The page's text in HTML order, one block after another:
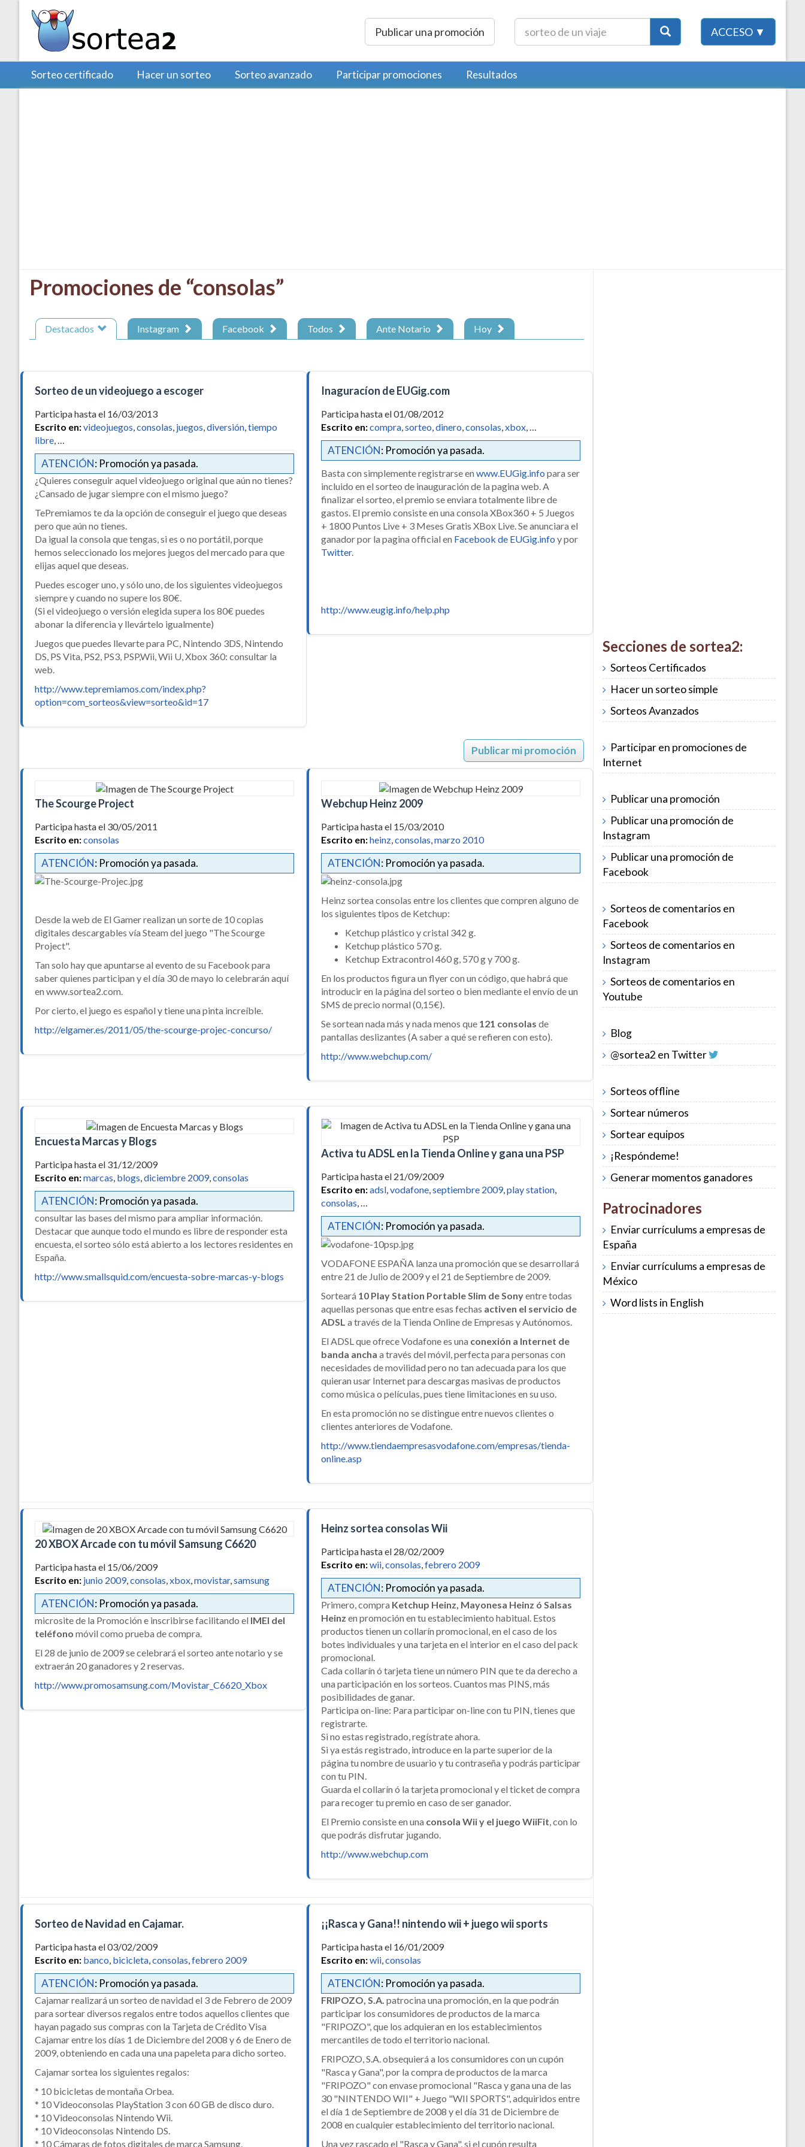
Publicar una promoción ACCESO ▼
Sorteo certificado Hacer un sorteo Sorteo avanzado Participar promociones Resultados
Promociones de “consolas”
Destacados Instagram Facebook Todos Ante Notario Hoy
Sorteo de un videojuego a escoger
Participa hasta el 16/03/2013
Escrito en:videojuegos,consolas, juegos,diversión,tiempo
libre, …
ATENCIÓN: Promoción ya pasada.
¿Quieres conseguir aquel videojuego original que aún no tienes?
¿Cansado de jugar siempre con el mismo juego?
TePremiamos te da la opción de conseguir el juego que deseas
pero que aún no tienes.
Da igual la consola que tengas, si es o no portátil, porque
hemos seleccionado los mejores juegos del mercado para que
elijas aquel que deseas.
Puedes escoger uno, y sólo uno, de los siguientes videojuegos
siempre y cuando no supere los 80€.
(Si el videojuego o versión elegida supera los 80€ puedes
abonar la diferencia y llevártelo igualmente)
Juegos que puedes llevarte para PC, Nintendo 3DS, Nintendo
DS, PS Vita, PS2, PS3, PSP,Wii, Wii U, Xbox 360: consultar la
web.
http://www.tepremiamos.com/index.php?
option=com_sorteos&view=sorteo&id=17
Inaguracíon de EUGig.com
Participa hasta el 01/08/2012
Escrito en:compra,sorteo,dinero,consolas,xbox, …
ATENCIÓN: Promoción ya pasada.
Basta con simplemente registrarse en www.EUGig.info para ser
incluido en el sorteo de inauguración de la pagina web. A
finalizar el sorteo, el premio se enviara totalmente libre de
gastos. El premio consiste en una consola XBox360 + 5 Juegos
+ 1800 Puntos Live + 3 Meses Gratis XBox Live. Se anunciara el
ganador por la pagina official en Facebook de EUGig.info y por
Twitter.
http://www.eugig.info/help.php
Publicar mi promoción
The Scourge Project
Participa hasta el 30/05/2011
Escrito en:consolas
ATENCIÓN: Promoción ya pasada.
Desde la web de El Gamer realizan un sorte de 10 copias
digitales descargables vía Steam del juego "The Scourge
Project".
Tan solo hay que apuntarse al evento de su Facebook para
saber quienes participan y el día 30 de mayo lo celebrarán aquí
en www.sortea2.com.
Por cierto, el juego es español y tiene una pinta increíble.
http://elgamer.es/2011/05/the-scourge-projec-concurso/
Webchup Heinz 2009
Participa hasta el 15/03/2010
Escrito en:heinz,consolas,marzo 2010
ATENCIÓN: Promoción ya pasada.
Heinz sortea consolas entre los clientes que compren alguno de
los siguientes tipos de Ketchup:
Ketchup plástico y cristal 342 g.
Ketchup plástico 570 g.
Ketchup Extracontrol 460 g, 570 g y 700 g.
En los productos figura un flyer con un código, que habrá que
introducir en la página del sorteo o bien mediante el envío de un
SMS de precio normal (0,15€).
Se sortean nada más y nada menos que 121 consolas de
pantallas deslizantes (A saber a qué se refieren con esto).
http://www.webchup.com/
Encuesta Marcas y Blogs
Participa hasta el 31/12/2009
Escrito en:marcas, blogs,diciembre 2009,consolas
ATENCIÓN: Promoción ya pasada.
consultar las bases del mismo para ampliar información.
Destacar que aunque todo el mundo es libre de responder esta
encuesta, el sorteo sólo está abierto a los lectores residentes en
España.
http://www.smallsquid.com/encuesta-sobre-marcas-y-blogs
Activa tu ADSL en la Tienda Online y gana una PSP
Participa hasta el 21/09/2009
Escrito en:adsl,vodafone,septiembre 2009,play station,
consolas, …
ATENCIÓN: Promoción ya pasada.
VODAFONE ESPAÑA lanza una promoción que se desarrollará
entre 21 de Julio de 2009 y el 21 de Septiembre de 2009.
Sorteará 10 Play Station Portable Slim de Sonyentre todas
aquellas personas que entre esas fechas activen el servicio de
ADSL a través de la Tienda Online de Empresas y Autónomos.
El ADSL que ofrece Vodafone es una conexión a Internet de
banda ancha a través del móvil, perfecta para personas con
necesidades de movilidad pero no tan adecuada para los que
quieran usar Internet para descargas masivas de productos
como música o películas, pues tiene limitaciones en su uso.
En esta promoción no se distingue entre nuevos clientes o
clientes anteriores de Vodafone.
http://www.tiendaempresasvodafone.com/empresas/tienda-
online.asp
20 XBOX Arcade con tu móvil Samsung C6620
Participa hasta el 15/06/2009
Escrito en: junio 2009,consolas,xbox,movistar,samsung
ATENCIÓN: Promoción ya pasada.
microsite de la Promoción e inscribirse facilitando el IMEI del
teléfono móvil como prueba de compra.
El 28 de junio de 2009 se celebrará el sorteo ante notario y se
extraerán 20 ganadores y 2 reservas.
http://www.promosamsung.com/Movistar_C6620_Xbox
Heinz sortea consolas Wii
Participa hasta el 28/02/2009
Escrito en:wii,consolas,febrero 2009
ATENCIÓN: Promoción ya pasada.
Primero, compra Ketchup Heinz, Mayonesa Heinz ó Salsas
Heinz en promoción en tu establecimiento habitual. Estos
productos tienen un collarín promocional, en el caso de los
botes individuales y una tarjeta en el interior en el caso del pack
promocional.
Cada collarín ó tarjeta tiene un número PIN que te da derecho a
una participación en los sorteos. Cuantos mas PINS, más
posibilidades de ganar.
Participa on-line: Para participar on-line con tu PIN, tienes que
registrarte.
Si no estas registrado, regístrate ahora.
Si ya estás registrado, introduce en la parte superior de la
página tu nombre de usuario y tu contraseña y podrás participar
con tu PIN.
Guarda el collarín ó la tarjeta promocional y el ticket de compra
para recoger tu premio en caso de ser ganador.
El Premio consiste en una consola Wii y el juego WiiFit, con lo
que podrás disfrutar jugando.
http://www.webchup.com
Sorteo de Navidad en Cajamar.
Participa hasta el 03/02/2009
Escrito en: banco, bicicleta,consolas,febrero 2009
ATENCIÓN: Promoción ya pasada.
Cajamar realizará un sorteo de navidad el 3 de Febrero de 2009
para sortear diversos regalos entre todos aquellos clientes que
hayan pagado sus compras con la Tarjeta de Crédito Visa
Cajamar entre los días 1 de Diciembre del 2008 y 6 de Enero de
2009, obteniendo en cada una una papeleta para dicho sorteo.
Cajamar sortea los siguientes regalos:
* 10 bicicletas de montaña Orbea.
* 10 Videoconsolas PlayStation 3 con 60 GB de disco duro.
* 10 Videoconsolas Nintendo Wii.
* 10 Videoconsolas Nintendo DS.
* 10 Cámaras de fotos digitales de marca Samsung.
¡¡Rasca y Gana!! nintendo wii + juego wii sports
Participa hasta el 16/01/2009
Escrito en:wii,consolas
ATENCIÓN: Promoción ya pasada.
FRIPOZO, S.A. patrocina una promoción, en la que podrán
participar los consumidores de productos de la marca
"FRIPOZO", que los adquieran en los establecimientos
mercantiles de todo el territorio nacional.
FRIPOZO, S.A. obsequierá a los consumidores con un cupón
"Rasca y Gana", por la compra de productos de la marca
"FRIPOZO" con envase promocional "Rasca y gana una de las
30 "NINTENDO WII" + Juego "WII SPORTS", adquiridos entre
el día 1 de Septiembre de 2008 y el día 31 de Diciembre de
2008 en cualquier establecimiento del territorio nacional.
Una vez rascado el "Rasca y Gana", si el cupón resulta
Secciones de sortea2:
Sorteos Certificados
Hacer un sorteo simple
Sorteos Avanzados
Participar en promociones de
Internet
Publicar una promoción
Publicar una promoción de
Instagram
Publicar una promoción de
Facebook
Sorteos de comentarios en
Facebook
Sorteos de comentarios en
Instagram
Sorteos de comentarios en
Youtube
Blog
@sortea2 en Twitter
Sorteos offline
Sortear números
Sortear equipos
¡Respóndeme!
Generar momentos ganadores
Patrocinadores
Enviar currículums a empresas de
España
Enviar currículums a empresas de
México
Word lists in English